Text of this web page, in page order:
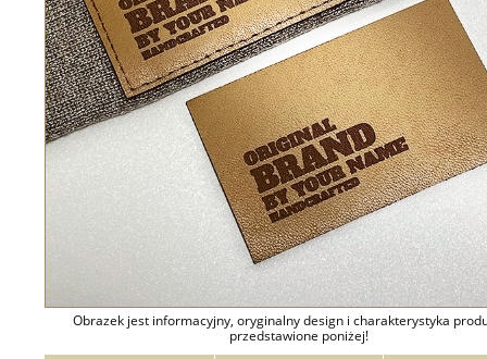
Obrazek jest informacyjny, oryginalny design i charakterystyka
przedstawione poniżej!